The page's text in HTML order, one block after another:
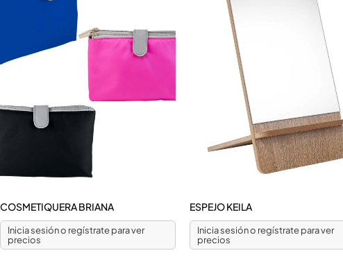
COSMETIQUERA BRIANA
Inicia sesión o regístrate para ver
precios
ESPEJO KEILA
Inicia sesión o regístrate para ver
precios